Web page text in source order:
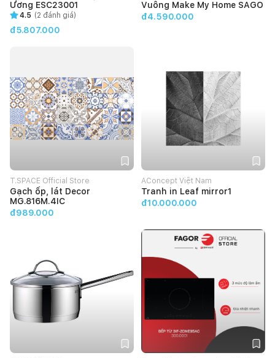
Ương ESC23001
4.5 (2 đánh giá)
đ5.807.000
Vuông Make My Home SAGO
đ4.590.000
T.SPACE Official Store
Gạch ốp, lát Decor
MG.816M.4IC
đ989.000
AConcept Việt Nam
Tranh in Leaf mirror1
đ10.000.000